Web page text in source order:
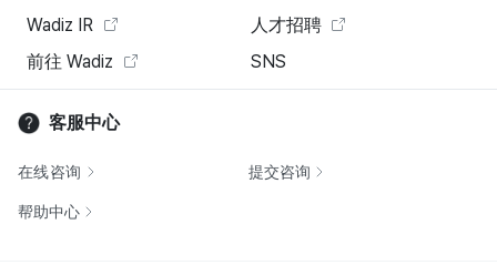
Wadiz IR
人才招聘
前往 Wadiz
SNS
客服中心
在线咨询 提交咨询
帮助中心